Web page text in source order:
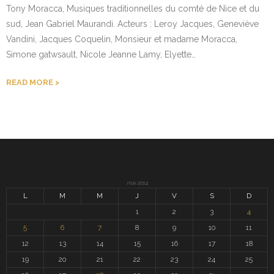
Contact
Tony Moracca, Musiques traditionnelles du comté de Nice et du
sud, Jean Gabriel Maurandi. Acteurs : Leroy Jacques, Geneviève
Vandini, Jacques Coquelin, Monsieur et madame Moracca,
Simone gatwsault, Nicole Jeanne Lamy, Elyette…
READ MORE
mai 2014
L M M J V S
D
1
2 3
4
5
6 7 8 9 10
11
12
13 14 15 16 17
18
19
20 21 22 23 24
25